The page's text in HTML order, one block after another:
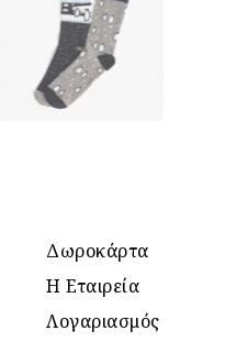
Δωροκάρτα
Η Εταιρεία
Λογαριασμός